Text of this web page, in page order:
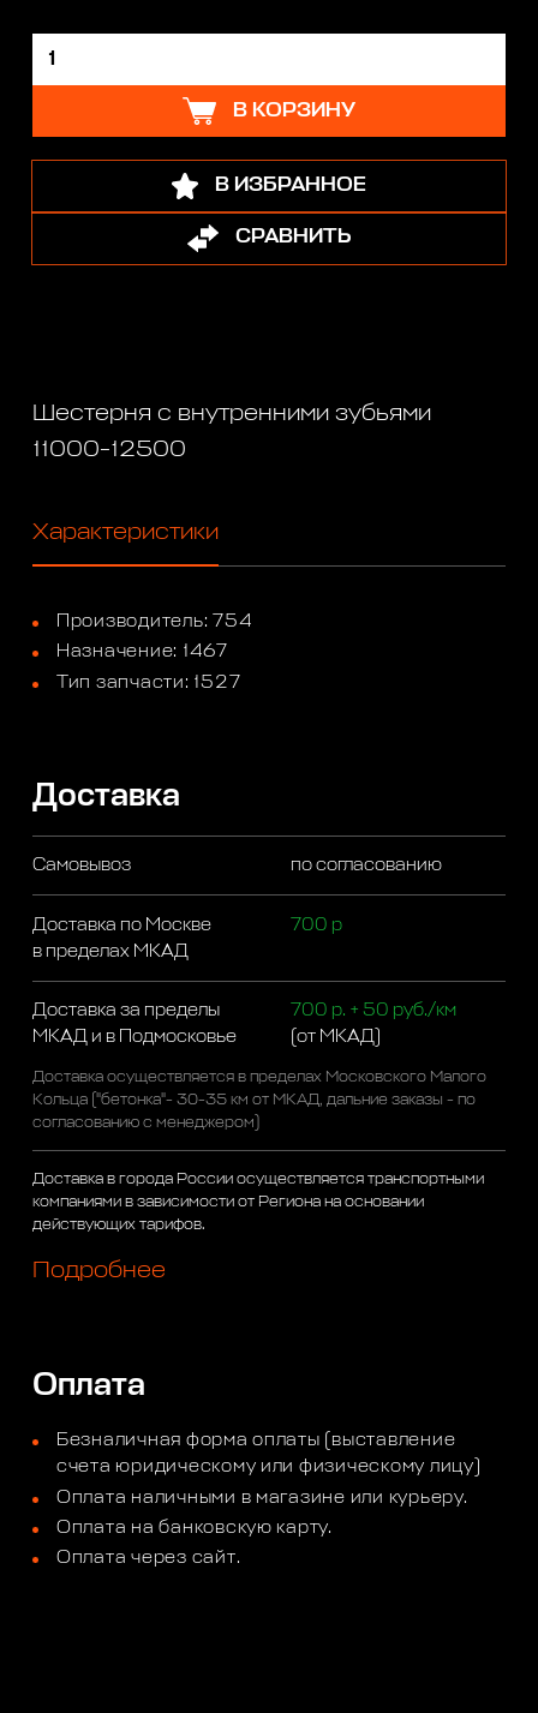
В КОРЗИНУ
В ИЗБРАННОЕ
СРАВНИТЬ
Шестерня с внутренними зубьями
11000-12500
Характеристики
Производитель: 754
Назначение: 1467
Тип запчасти: 1527
Доставка
Самовывоз по согласованию
Доставка по Москве
в пределах МКАД
700 р
Доставка за пределы
МКАД и в Подмосковье
700 р. + 50 руб./км
(от МКАД)
Доставка осуществляется в пределах Московского Малого
Кольца ("бетонка"- 30-35 км от МКАД, дальние заказы - по
согласованию с менеджером)
Доставка в города России осуществляется транспортными
компаниями в зависимости от Региона на основании
действующих тарифов.
Подробнее
Оплата
Безналичная форма оплаты (выставление
счета юридическому или физическому лицу)
Оплата наличными в магазине или курьеру.
Оплата на банковскую карту.
Оплата через сайт.